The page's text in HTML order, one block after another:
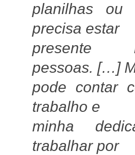
planilhas ou
precisa estar
pessoas. […]
pode contar
trabalho e
minha
trabalhar por